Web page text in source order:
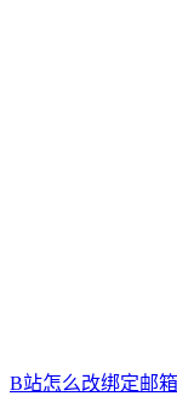
B站怎么改绑定邮